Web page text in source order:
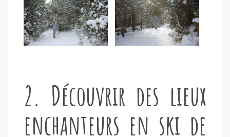
2. Découvrir des lieux
enchanteurs en ski de